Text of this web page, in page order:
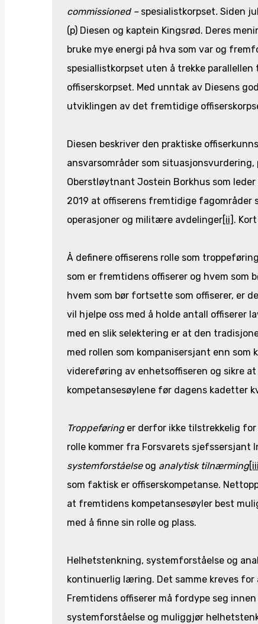
commissioned – spesialistkorpset. Siden
(p) Diesen og kaptein Kingsrød. Deres
bruke mye energi på hva som var og
spesiallistkorpset uten å trekke
offiserskorpset. Med unntak av Diesens
utviklingen av det fremtidige
Diesen beskriver den praktiske
ansvarsområder som
Oberstløytnant Jostein Borkhus som
2019 at offiserens fremtidige
operasjoner og militære avdelinger [ii] .
Å definere offiserens rolle som
som er fremtidens offiserer og hvem som
hvem som bør fortsette som offiserer, er
vil hjelpe oss med å holde antall offiserer
med en slik selektering er at den
med rollen som kompanisersjant enn som
videreføring av enhetsoffiseren og sikre
kompetansesøylene før dagens kadetter
Troppeføringer derfor ikke tilstrekkelig for
rolle kommer fra Forsvarets sjefssersjant
systemforståelseog analytisk tilnærming[iii]
som faktisk er offiserskompetanse.
at fremtidens kompetansesøyler best
med å finne sin rolle og plass.
Helhetstenkning, systemforståelse og
kontinuerlig læring. Det samme kreves
Fremtidens offiserer må fordype seg
systemforståelse og muliggjør